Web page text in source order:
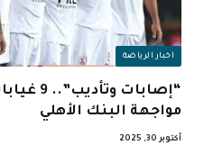
اخبار الرياضة
مواجهة البنك الأهلي
أكتوبر 30, 2025